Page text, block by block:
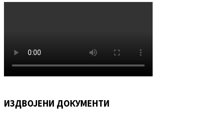
ИЗДВОЈЕНИ ДОКУМЕНТИ